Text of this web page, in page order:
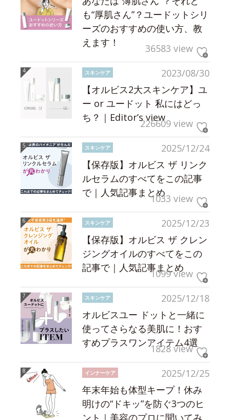
も“厚肌さん”？ユードットシリ
ーズのおすすめの使い方、教
えます！
36583 view
2023/08/30
スキンケア
【オルビス2大スキンケア】ユ
ー or ユードット 私にはどっ
ち？｜Editor’s view226609 view
2025/12/24
スキンケア
【保存版】オルビス ザ リンク
ルセラムのすべてをこの記事
で｜人気記事まとめ1033 view
2025/12/23
スキンケア
【保存版】オルビス ザ クレン
ジングオイルのすべてをこの
記事で｜人気記事まとめ
1099 view
2025/12/18
スキンケア
オルビスユー ドットと一緒に
使ってさらなる美肌に！おす
すめプラスワンアイテム4選
1828 view
2025/12/25
インナーケア
年末年始も体型キープ！休み
明けの“ドキッ”を防ぐ3つのヒ
ント｜美容のプロに聞いてみ